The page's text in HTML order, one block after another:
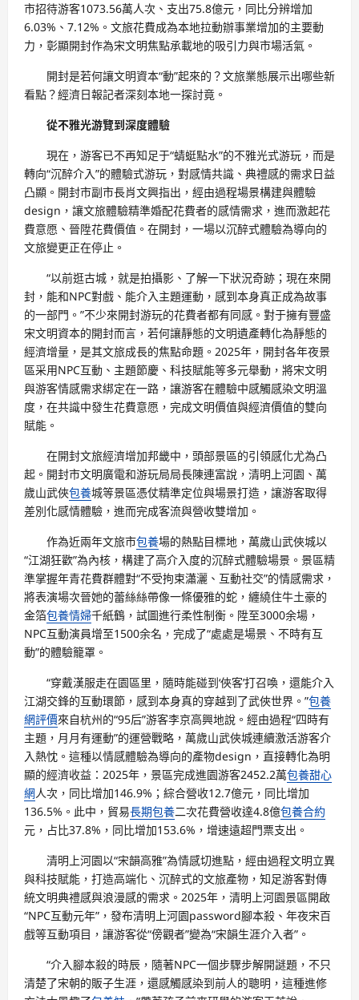
市招待游客1073.56萬人次、支出75.8億元，同比分辨增加
6.03%、7.12%。文旅花費成為本地拉動辦事業增加的主要動
力，彰顯開封作為宋文明焦點承載地的吸引力與市場活氣。
開封是若何讓文明資本“動”起來的？文旅業態展示出哪些新
看點？經濟日報記者深刻本地一探討竟。
從不雅光游覽到深度體驗
現在，游客已不再知足于“蜻蜓點水”的不雅光式游玩，而是
轉向“沉醉介入”的體驗式游玩，對感情共識、典禮感的需求日益
凸顯。開封市副市長肖文興指出，經由過程場景構建與體驗
design，讓文旅體驗精準婚配花費者的感情需求，進而激起花
費意愿、晉陞花費價值。在開封，一場以沉醉式體驗為導向的
文旅變更正在停止。
“以前逛古城，就是拍攝影、了解一下狀況奇跡；現在來開
封，能和NPC對戲、能介入主題運動，感到本身真正成為故事
的一部門。”不少來開封游玩的花費者都有同感。對于擁有豐盛
宋文明資本的開封而言，若何讓靜態的文明遺產轉化為靜態的
經濟增量，是其文旅成長的焦點命題。2025年，開封各年夜景
區采用NPC互動、主題節慶、科技賦能等多元舉動，將宋文明
與游客情感需求綁定在一路，讓游客在體驗中感觸感染文明溫
度，在共識中發生花費意愿，完成文明價值與經濟價值的雙向
賦能。
在開封文旅經濟增加邦畿中，頭部景區的引領感化尤為凸
起。開封市文明廣電和游玩局局長陳連富說，清明上河園、萬
歲山武俠包養城等景區憑仗精準定位與場景打造，讓游客取得
差別化感情體驗，進而完成客流與營收雙增加。
作為近兩年文旅市包養場的熱點目標地，萬歲山武俠城以
“江湖狂歡”為內核，構建了高介入度的沉醉式體驗場景。景區精
準掌握年青花費群體對“不受拘束瀟灑、互動社交”的情感需求，
將表演場次晉她的蕾絲絲帶像一條優雅的蛇，纏繞住牛土豪的
金箔包養情婦千紙鶴，試圖進行柔性制衡。陞至3000余場，
NPC互動演員增至1500余名，完成了“處處是場景、不時有互
動”的體驗籠罩。
“穿戴漢服走在園區里，隨時能碰到‘俠客’打召喚，還能介入
江湖交鋒的互動環節，感到本身真的穿越到了武俠世界。”包養
網評價來自杭州的“95后”游客李京高興地說。經由過程“四時有
主題，月月有運動”的運營戰略，萬歲山武俠城連續激活游客介
入熱忱。這種以情感體驗為導向的產物design，直接轉化為明
顯的經濟收益：2025年，景區完成進園游客2452.2萬包養甜心
網人次，同比增加146.9%；綜合營收12.7億元，同比增加
136.5%。此中，貿易長期包養二次花費營收達4.8億包養合約
元，占比37.8%，同比增加153.6%，增速遠超門票支出。
清明上河園以“宋韻高雅”為情感切進點，經由過程文明立異
與科技賦能，打造高端化、沉醉式的文旅產物，知足游客對傳
統文明典禮感與浪漫感的需求。2025年，清明上河園景區開啟
“NPC互動元年”，發布清明上河園password腳本殺、年夜宋百
戲等互動項目，讓游客從“傍觀者”變為“宋韻生涯介入者”。
“介入腳本殺的時辰，隨著NPC一個步驟步解開謎題，不只
清楚了宋朝的販子生涯，還感觸感染到前人的聰明，這種進修